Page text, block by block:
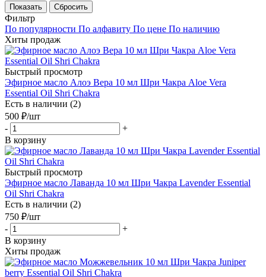
Показать Сбросить
Фильтр
По популярности По алфавиту По цене По наличию
Хиты продаж
Быстрый просмотр
Эфирное масло Алоэ Вера 10 мл Шри Чакра Aloe Vera
Essential Oil Shri Chakra
Есть в наличии (2)
500 ₽/шт
-
+
В корзину
Быстрый просмотр
Эфирное масло Лаванда 10 мл Шри Чакра Lavender Essential
Oil Shri Chakra
Есть в наличии (2)
750 ₽/шт
-
+
В корзину
Хиты продаж